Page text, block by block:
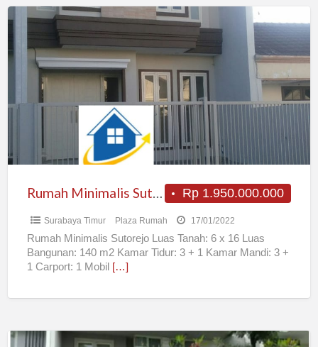
Rumah
Minimalis
Sutorejo
Rp 1.950.000.000
Rumah Minimalis Sutorejo
Surabaya Timur Plaza Rumah 17/01/2022
Rumah Minimalis Sutorejo Luas Tanah: 6 x 16 Luas
Bangunan: 140 m2 Kamar Tidur: 3 + 1 Kamar Mandi: 3 +
1 Carport: 1 Mobil […]
Rumah